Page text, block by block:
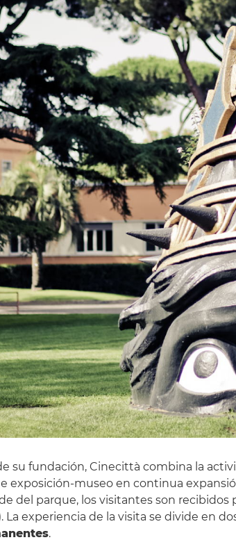
su fundación, Cinecittà combina la
museo en continua
del parque, los visitantes son
La experiencia de la visita se divide en
.